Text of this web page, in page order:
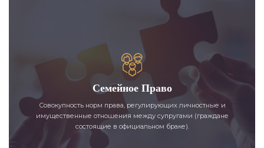
Семейное Право
Совокупность норм права, регулирующих личностные и
имущественные отношения между супругами (граждане
состоящие в официальном браке).